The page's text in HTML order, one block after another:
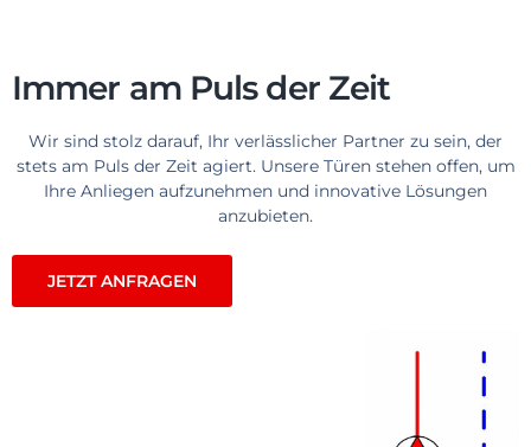
Immer am Puls der Zeit​
Wir sind stolz darauf, Ihr verlässlicher Partner zu sein, der
stets am Puls der Zeit agiert. Unsere Türen stehen offen, um
Ihre Anliegen aufzunehmen und innovative Lösungen
anzubieten.
JETZT ANFRAGEN